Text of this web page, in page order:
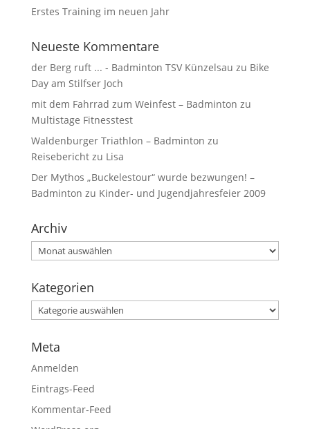
Erstes Training im neuen Jahr
Neueste Kommentare
der Berg ruft ... - Badminton TSV Künzelsau zu Bike
Day am Stilfser Joch
mit dem Fahrrad zum Weinfest – Badminton zu
Multistage Fitnesstest
Waldenburger Triathlon – Badminton zu
Reisebericht zu Lisa
Der Mythos „Buckelestour“ wurde bezwungen! –
Badminton zu Kinder- und Jugendjahresfeier 2009
Archiv
Kategorien
Meta
Anmelden
Eintrags-Feed
Kommentar-Feed